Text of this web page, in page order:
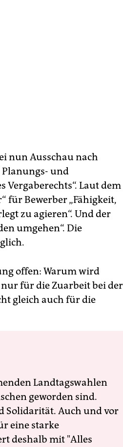
nun Ausschau nach
und
Vergaberechts“. Laut dem
für Bewerber „Fähigkeit,
zu agieren“. Und der
umgehen“. Die
offen: Warum wird
für die Zuarbeit bei der
gleich auch für die
Landtagswahlen
geworden sind.
Solidarität. Auch und vor
eine starke
deshalb mit "Alles